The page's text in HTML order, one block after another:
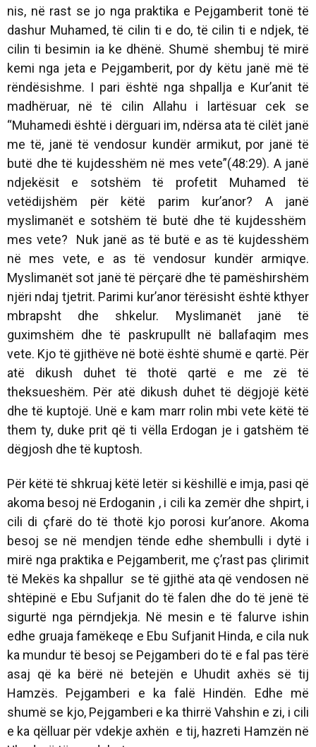
nis, në rast se jo nga praktika e Pejgamberit tonë të
dashur Muhamed, të cilin ti e do, të cilin ti e ndjek, të
cilin ti besimin ia ke dhënë. Shumë shembuj të mirë
kemi nga jeta e Pejgamberit, por dy këtu janë më të
rëndësishme. I pari është nga shpallja e Kur’anit të
madhëruar, në të cilin Allahu i lartësuar cek se
“Muhamedi është i dërguari im, ndërsa ata të cilët janë
me të, janë të vendosur kundër armikut, por janë të
butë dhe të kujdesshëm në mes vete”(48:29). A janë
ndjekësit e sotshëm të profetit Muhamed të
vetëdijshëm për këtë parim kur’anor? A janë
myslimanët e sotshëm të butë dhe të kujdesshëm
mes vete? Nuk janë as të butë e as të kujdesshëm
në mes vete, e as të vendosur kundër armiqve.
Myslimanët sot janë të përçarë dhe të pamëshirshëm
njëri ndaj tjetrit. Parimi kur’anor tërësisht është kthyer
mbrapsht dhe shkelur. Myslimanët janë të
guximshëm dhe të paskrupullt në ballafaqim mes
vete. Kjo të gjithëve në botë është shumë e qartë. Për
atë dikush duhet të thotë qartë e me zë të
theksueshëm. Për atë dikush duhet të dëgjojë këtë
dhe të kuptojë. Unë e kam marr rolin mbi vete këtë të
them ty, duke prit që ti vëlla Erdogan je i gatshëm të
dëgjosh dhe të kuptosh.
Për këtë të shkruaj këtë letër si këshillë e imja, pasi që
akoma besoj në Erdoganin , i cili ka zemër dhe shpirt, i
cili di çfarë do të thotë kjo porosi kur’anore. Akoma
besoj se në mendjen tënde edhe shembulli i dytë i
mirë nga praktika e Pejgamberit, me ç’rast pas çlirimit
të Mekës ka shpallur se të gjithë ata që vendosen në
shtëpinë e Ebu Sufjanit do të falen dhe do të jenë të
sigurtë nga përndjekja. Në mesin e të falurve ishin
edhe gruaja famëkeqe e Ebu Sufjanit Hinda, e cila nuk
ka mundur të besoj se Pejgamberi do të e fal pas tërë
asaj që ka bërë në betejën e Uhudit axhës së tij
Hamzës. Pejgamberi e ka falë Hindën. Edhe më
shumë se kjo, Pejgamberi e ka thirrë Vahshin e zi, i cili
e ka qëlluar për vdekje axhën e tij, hazreti Hamzën në